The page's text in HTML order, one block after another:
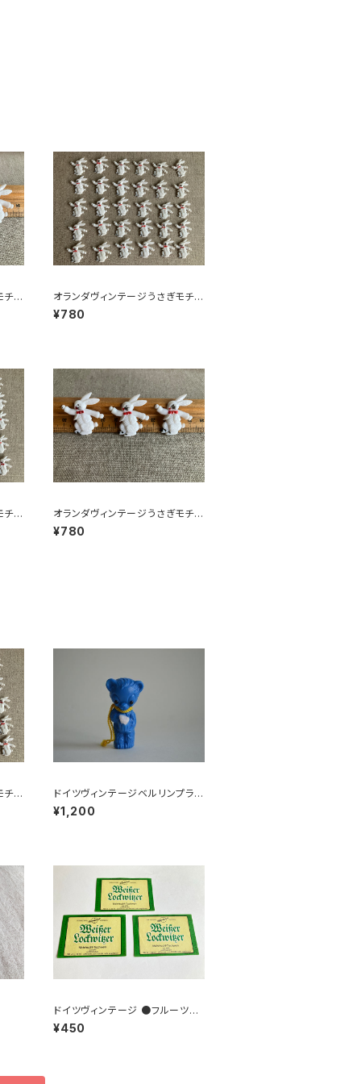
チー
オランダヴィンテージうさぎモチー
フプラパーツ30個セットNo151
¥780
チー
オランダヴィンテージうさぎモチー
フプラパーツ30個セットNo6
¥780
チー
ドイツヴィンテージベルリンプラベ
ア青76
¥1,200
ドイツヴィンテージ ●フルーツワ
インラベル3枚組●
¥450